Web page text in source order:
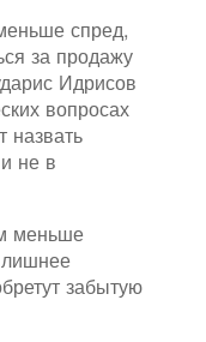
спред,
за продажу
Идрисов
вопросах
назвать
не в
меньше
лишнее
забытую